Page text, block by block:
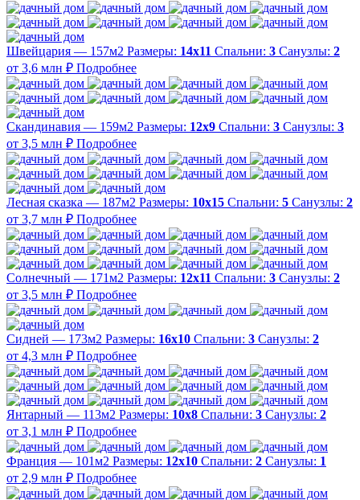
Швейцария — 157м2 Размеры: 14х11 Спальни: 3 Санузлы: 2
от 3,6 млн ₽ Подробнее
Скандинавия — 159м2 Размеры: 12х9 Спальни: 3 Санузлы: 3
от 3,5 млн ₽ Подробнее
Лесная сказка — 187м2 Размеры: 10х15 Спальни: 5 Санузлы: 2
от 3,7 млн ₽ Подробнее
Солнечный — 171м2 Размеры: 12х11 Спальни: 3 Санузлы: 2
от 3,5 млн ₽ Подробнее
Сидней — 173м2 Размеры: 16х10 Спальни: 3 Санузлы: 2
от 4,3 млн ₽ Подробнее
Янтарный — 113м2 Размеры: 10х8 Спальни: 3 Санузлы: 2
от 3,1 млн ₽ Подробнее
Франция — 101м2 Размеры: 12х10 Спальни: 2 Санузлы: 1
от 2,9 млн ₽ Подробнее